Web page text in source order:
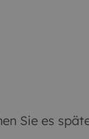
Sie es